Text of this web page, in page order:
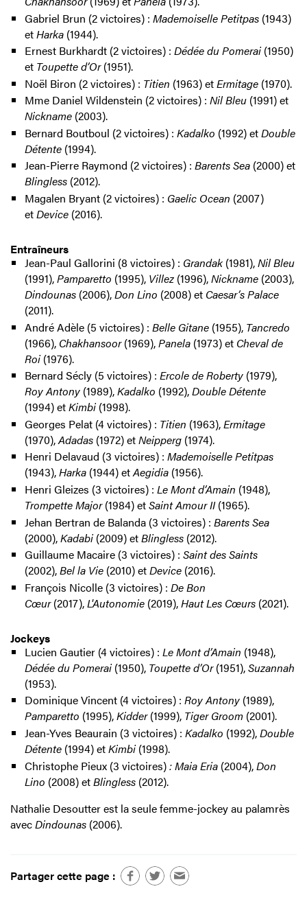
Gabriel Brun (2 victoires) : Mademoiselle Petitpas(1943)
etHarka (1944).
Ernest Burkhardt (2 victoires) : Dédée du Pomerai(1950)
et Toupette d’Or(1951).
Noël Biron (2 victoires) : Titien (1963) etErmitage(1970).
Mme Daniel Wildenstein (2 victoires) : Nil Bleu(1991) et
Nickname(2003).
Bernard Boutboul (2 victoires) : Kadalko (1992) etDouble
Détente(1994).
Jean-Pierre Raymond (2 victoires) : Barents Sea (2000) et
Blingless (2012).
Magalen Bryant (2 victoires) : Gaelic Ocean (2007)
etDevice(2016).
Entraîneurs
Jean-Paul Gallorini (8 victoires) : Grandak(1981),Nil Bleu
(1991),Pamparetto (1995), Villez (1996),Nickname(2003),
Dindounas(2006),Don Lino (2008) et Caesar’s Palace
(2011).
André Adèle (5 victoires) : Belle Gitane(1955), Tancredo
(1966), Chakhansoor(1969),Panela(1973) et Cheval de
Roi(1976).
Bernard Sécly (5 victoires) : Ercole de Roberty (1979),
Roy Antony(1989),Kadalko (1992),Double Détente
(1994) etKimbi(1998).
Georges Pelat (4 victoires) : Titien (1963),Ermitage
(1970),Adadas(1972) etNeipperg(1974).
Henri Delavaud (3 victoires) : Mademoiselle Petitpas
(1943),Harka (1944) etAegidia(1956).
Henri Gleizes (3 victoires) : Le Mont d’Amain (1948),
Trompette Major(1984) etSaint Amour II(1965).
Jehan Bertran de Balanda (3 victoires) : Barents Sea
(2000),Kadabi(2009) etBlingless (2012).
Guillaume Macaire (3 victoires) : Saint des Saints
(2002),Bel la Vie(2010) etDevice (2016).
François Nicolle (3 victoires) : De Bon
Cœur(2017),L'Autonomie (2019),Haut Les Cœurs (2021).
Jockeys
Lucien Gautier (4 victoires) : Le Mont d’Amain (1948),
Dédée du Pomerai(1950), Toupette d’Or(1951),Suzannah
(1953).
Dominique Vincent (4 victoires) : Roy Antony(1989),
Pamparetto (1995),Kidder(1999), Tiger Groom(2001).
Jean-Yves Beaurain (3 victoires) : Kadalko (1992),Double
Détente(1994) etKimbi(1998).
Christophe Pieux (3 victoires): Maia Eria(2004),Don
Lino (2008) etBlingless(2012).
Nathalie Desoutter est la seule femme-jockey au palamrès
avecDindounas (2006).
Partager cette page :